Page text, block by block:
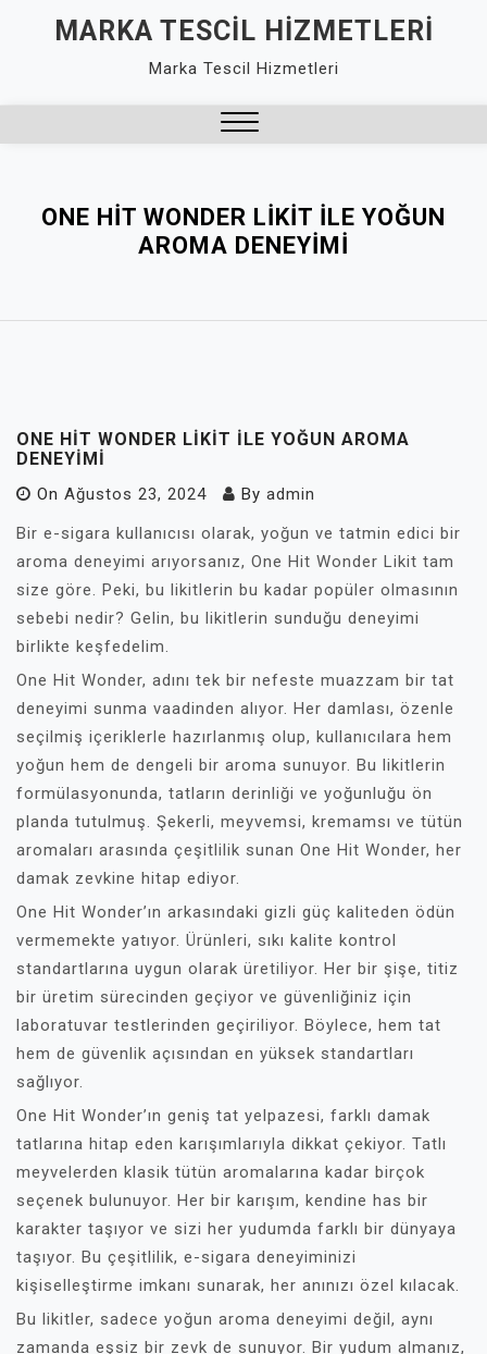
MARKA TESCIL HIZMETLERI
Marka Tescil Hizmetleri
ONE HIT WONDER LIKIT ILE YOĞUN
AROMA DENEYIMI
ONE HIT WONDER LIKIT ILE YOĞUN AROMA
DENEYIMI
On Ağustos 23, 2024 By admin
Bir e-sigara kullanıcısı olarak, yoğun ve tatmin edici bir
aroma deneyimi arıyorsanız, One Hit Wonder Likit tam
size göre. Peki, bu likitlerin bu kadar popüler olmasının
sebebi nedir? Gelin, bu likitlerin sunduğu deneyimi
birlikte keşfedelim.
One Hit Wonder, adını tek bir nefeste muazzam bir tat
deneyimi sunma vaadinden alıyor. Her damlası, özenle
seçilmiş içeriklerle hazırlanmış olup, kullanıcılara hem
yoğun hem de dengeli bir aroma sunuyor. Bu likitlerin
formülasyonunda, tatların derinliği ve yoğunluğu ön
planda tutulmuş. Şekerli, meyvemsi, kremamsı ve tütün
aromaları arasında çeşitlilik sunan One Hit Wonder, her
damak zevkine hitap ediyor.
One Hit Wonder’ın arkasındaki gizli güç kaliteden ödün
vermemekte yatıyor. Ürünleri, sıkı kalite kontrol
standartlarına uygun olarak üretiliyor. Her bir şişe, titiz
bir üretim sürecinden geçiyor ve güvenliğiniz için
laboratuvar testlerinden geçiriliyor. Böylece, hem tat
hem de güvenlik açısından en yüksek standartları
sağlıyor.
One Hit Wonder’ın geniş tat yelpazesi, farklı damak
tatlarına hitap eden karışımlarıyla dikkat çekiyor. Tatlı
meyvelerden klasik tütün aromalarına kadar birçok
seçenek bulunuyor. Her bir karışım, kendine has bir
karakter taşıyor ve sizi her yudumda farklı bir dünyaya
taşıyor. Bu çeşitlilik, e-sigara deneyiminizi
kişiselleştirme imkanı sunarak, her anınızı özel kılacak.
Bu likitler, sadece yoğun aroma deneyimi değil, aynı
zamanda eşsiz bir zevk de sunuyor. Bir yudum almanız,